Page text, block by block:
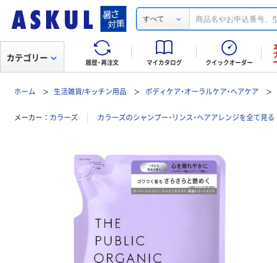
すべて
履歴・再注文 マイカタログ クイックオーダー
カテゴリー
ホーム 生活雑貨/キッチン用品 ボディケア・オーラルケア・ヘアケア
メーカー カラーズ カラーズのシャンプー・リンス・ヘアアレンジを全て見る